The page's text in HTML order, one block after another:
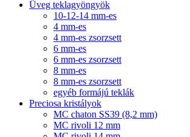
Üveg teklagyöngyök
10-12-14 mm-es
4 mm-es
4 mm-es zsorzsett
6 mm-es
6 mm-es zsorzsett
8 mm-es
8 mm-es zsorzsett
egyéb formájú teklák
Preciosa kristályok
MC chaton SS39 (8,2 mm)
MC rivoli 12 mm